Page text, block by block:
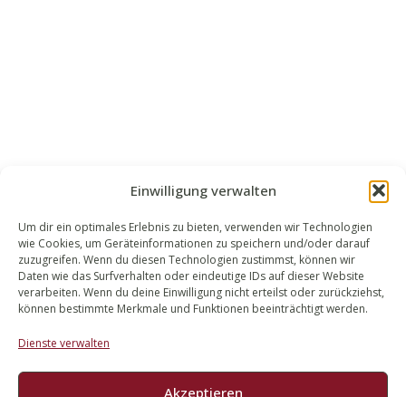
Einwilligung verwalten
Um dir ein optimales Erlebnis zu bieten, verwenden wir Technologien
wie Cookies, um Geräteinformationen zu speichern und/oder darauf
zuzugreifen. Wenn du diesen Technologien zustimmst, können wir
Daten wie das Surfverhalten oder eindeutige IDs auf dieser Website
verarbeiten. Wenn du deine Einwilligung nicht erteilst oder zurückziehst,
können bestimmte Merkmale und Funktionen beeinträchtigt werden.
Dienste verwalten
Akzeptieren
WALEK RECHTSANWÄLT​​E
Bachstraße 13
56727 Mayen
02651 98 900
info@walek-rechtsanwaelte.de